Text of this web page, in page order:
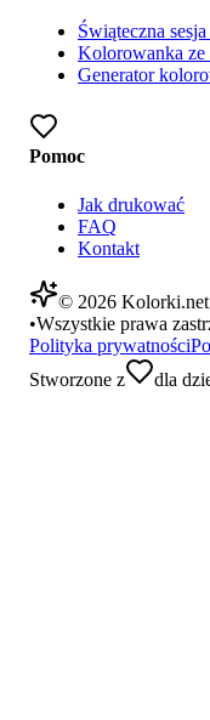
Świąteczna
Kolorowanka ze
Generator
Pomoc
Jak drukować
FAQ
Kontakt
© 2026 Kolorki.net
•Wszystkie prawa
Polityka prywatności
Stworzone z
dla